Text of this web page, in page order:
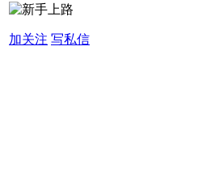
加关注 写私信